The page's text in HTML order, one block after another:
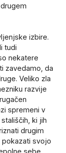
izbire.
tudi
nekatere
zavedamo, da
Veliko zla
razvije
spremeni v
ki jih
drugim
pokazati svojo